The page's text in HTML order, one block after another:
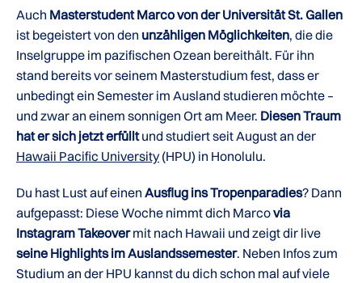
Auch Masterstudent Marco von der Universität St. Gallen
ist begeistert von den unzähligen Möglichkeiten, die die
Inselgruppe im pazifischen Ozean bereithält. Für ihn
stand bereits vor seinem Masterstudium fest, dass er
unbedingt ein Semester im Ausland studieren möchte –
und zwar an einem sonnigen Ort am Meer. Diesen Traum
hat er sich jetzt erfülltund studiert seit August an der
Hawaii Pacific University(HPU) in Honolulu.
Du hast Lust auf einen Ausflug ins Tropenparadies? Dann
aufgepasst: Diese Woche nimmt dich Marcovia
Instagram Takeovermit nach Hawaii und zeigt dir live
seine Highlights im Auslandssemester. Neben Infos zum
Studium an der HPU kannst du dich schon mal auf viele